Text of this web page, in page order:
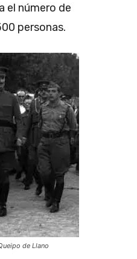
el número de
personas.
de Llano